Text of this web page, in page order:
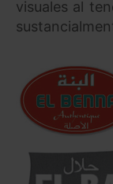
visuales al